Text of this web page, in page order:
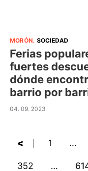
MORÓN. SOCIEDAD
Ferias
fuertes
dónde
barrio por
04. 09. 2023
< 1 …
352 …